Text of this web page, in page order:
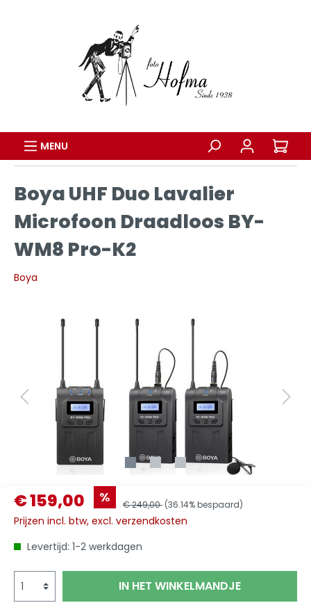
MENU
Boya UHF Duo Lavalier
Microfoon Draadloos BY-
WM8 Pro-K2
Boya
€ 159,00 % € 249,00 (36.14% bespaard)
Prijzen incl. btw, excl. verzendkosten
Levertijd: 1-2 werkdagen
IN HET WINKELMANDJE